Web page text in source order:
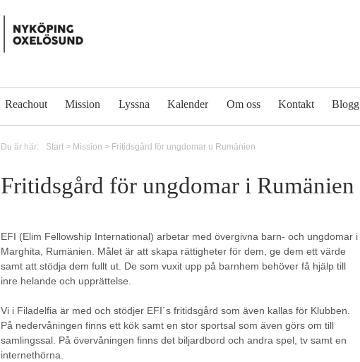
Reachout Mission Lyssna Kalender Om oss Kontakt Blogg
Du är här: Start > Mission > Fritidsgård för ungdomar u Rumänien
Fritidsgård för ungdomar i Rumänien
EFI (Elim Fellowship International) arbetar med övergivna barn- och ungdomar i
Marghita, Rumänien. Målet är att skapa rättigheter för dem, ge dem ett värde
samt att stödja dem fullt ut. De som vuxit upp på barnhem behöver få hjälp till
inre helande och upprättelse.
Vi i Filadelfia är med och stödjer EFI´s fritidsgård som även kallas för Klubben.
På nedervåningen finns ett kök samt en stor sportsal som även görs om till
samlingssal. På övervåningen finns det biljardbord och andra spel, tv samt en
internethörna.